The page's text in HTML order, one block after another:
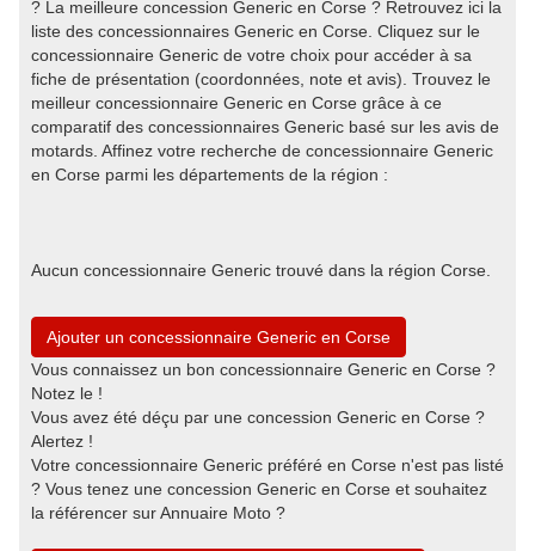
? La meilleure concession Generic en Corse ? Retrouvez ici la
liste des concessionnaires Generic en Corse. Cliquez sur le
concessionnaire Generic de votre choix pour accéder à sa
fiche de présentation (coordonnées, note et avis). Trouvez le
meilleur concessionnaire Generic en Corse grâce à ce
comparatif des concessionnaires Generic basé sur les avis de
motards. Affinez votre recherche de concessionnaire Generic
en Corse parmi les départements de la région :
Aucun concessionnaire Generic trouvé dans la région Corse.
Ajouter un concessionnaire Generic en Corse
Vous connaissez un bon concessionnaire Generic en Corse ?
Notez le !
Vous avez été déçu par une concession Generic en Corse ?
Alertez !
Votre concessionnaire Generic préféré en Corse n'est pas listé
? Vous tenez une concession Generic en Corse et souhaitez
la référencer sur Annuaire Moto ?